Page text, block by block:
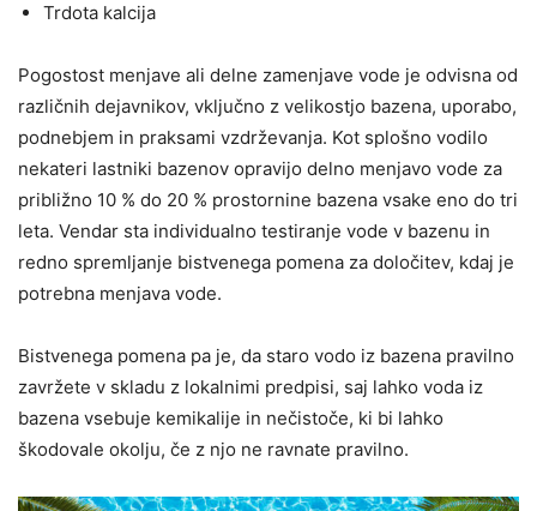
Trdota kalcija
Pogostost menjave ali delne zamenjave vode je odvisna od
različnih dejavnikov, vključno z velikostjo bazena, uporabo,
podnebjem in praksami vzdrževanja. Kot splošno vodilo
nekateri lastniki bazenov opravijo delno menjavo vode za
približno 10 % do 20 % prostornine bazena vsake eno do tri
leta. Vendar sta individualno testiranje vode v bazenu in
redno spremljanje bistvenega pomena za določitev, kdaj je
potrebna menjava vode.
Bistvenega pomena pa je, da staro vodo iz bazena pravilno
zavržete v skladu z lokalnimi predpisi, saj lahko voda iz
bazena vsebuje kemikalije in nečistoče, ki bi lahko
škodovale okolju, če z njo ne ravnate pravilno.